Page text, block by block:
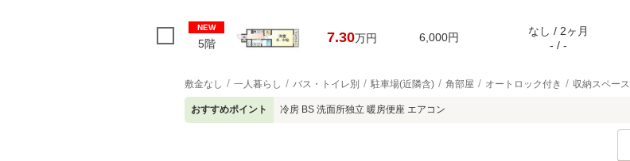
NEW
5階 7.30万円 6,000円
なし / 2ヶ月
- / -
敷金なし 一人暮らし バス・トイレ別 駐車場(近隣含) 角部屋 オートロック付き 収納スペース
おすすめポイント 冷房 BS 洗面所独立 暖房便座 エアコン